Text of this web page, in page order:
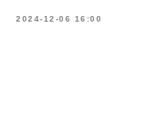
2024-12-06 16:00